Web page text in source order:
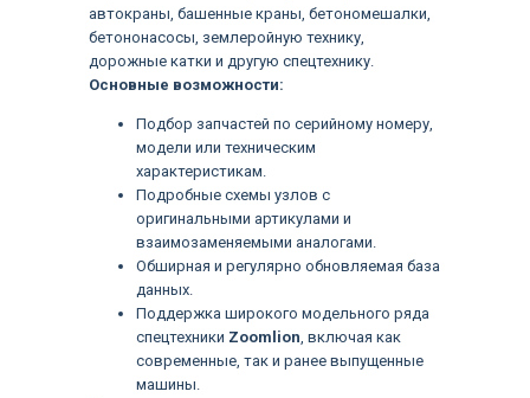
автокраны, башенные краны, бетономешалки,
бетононасосы, землеройную технику,
дорожные катки и другую спецтехнику.
Основные возможности:
Подбор запчастей по серийному номеру,
модели или техническим
характеристикам.
Подробные схемы узлов с
оригинальными артикулами и
взаимозаменяемыми аналогами.
Обширная и регулярно обновляемая база
данных.
Поддержка широкого модельного ряда
спецтехники Zoomlion, включая как
современные, так и ранее выпущенные
машины.
Языки